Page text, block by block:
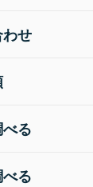
せ
る
る